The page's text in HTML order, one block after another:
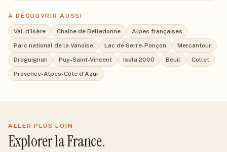
À DÉCOUVRIR AUSSI
Val-d'Isère Chaîne de Belledonne
Alpes françaises
Parc national de la Vanoise
Lac de Serre-Ponçon
Mercantour
Draguignan
Puy-Saint-Vincent Isola 2000 Beuil
Collet
Provence-Alpes-Côte d'Azur
ALLER PLUS LOIN
Explorerla France.